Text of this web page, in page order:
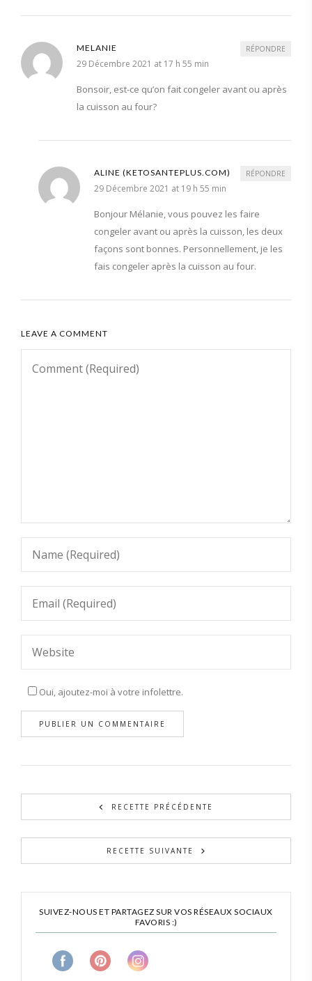
MELANIE
29 Décembre 2021 at 17 h 55 min
Bonsoir, est-ce qu’on fait congeler avant ou après
la cuisson au four?
RÉPONDRE
ALINE (KETOSANTEPLUS.COM)
29 Décembre 2021 at 19 h 55 min
Bonjour Mélanie, vous pouvez les faire
congeler avant ou après la cuisson, les deux
façons sont bonnes. Personnellement, je les
fais congeler après la cuisson au four.
RÉPONDRE
LEAVE A COMMENT
Oui, ajoutez-moi à votre infolettre.
RECETTE PRÉCÉDENTE
RECETTE SUIVANTE
SUIVEZ-NOUS ET PARTAGEZ SUR VOS RÉSEAUX SOCIAUX
FAVORIS :)